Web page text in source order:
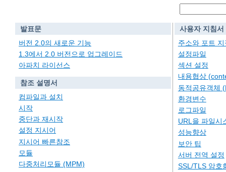
발표문
버전 2.0의 새로운 기능
1.3에서 2.0 버전으로 업그레이드
아파치 라이선스
참조 설명서
컴파일과 설치
시작
중단과 재시작
설정 지시어
지시어 빠른참조
모듈
다중처리모듈 (MPM)
사용자 지침서
주소와 포트 지
설정파일
섹션 설정
내용협상
동적공유객체
환경변수
로그파일
URL을 파일시
성능향상
보안 팁
서버 전역 설정
SSL/TLS 암호